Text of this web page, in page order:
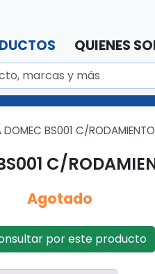
QUIENES
DOMEC BS001 C/RODAMIENTO
C/
Agotado
por este producto